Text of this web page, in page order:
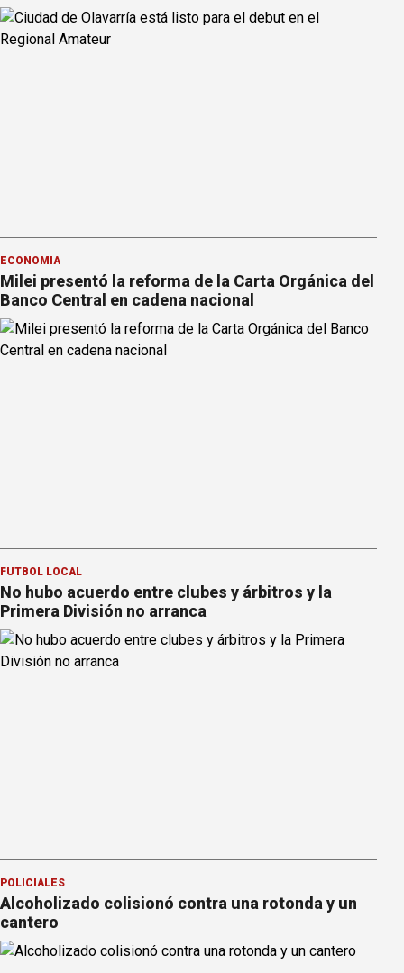
ECONOMÍA
Milei presentó la reforma de la Carta Orgánica del
Banco Central en cadena nacional
FÚTBOL LOCAL
No hubo acuerdo entre clubes y árbitros y la
Primera División no arranca
POLICIALES
Alcoholizado colisionó contra una rotonda y un
cantero